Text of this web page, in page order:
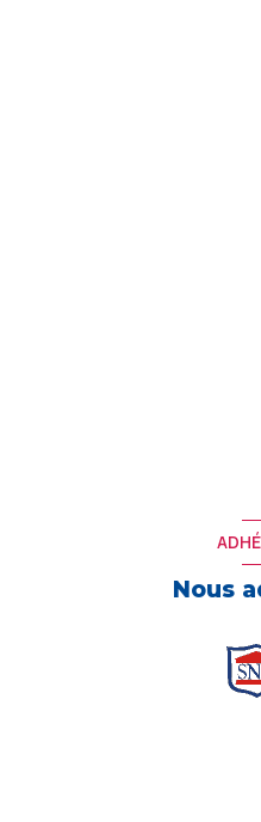
Nous